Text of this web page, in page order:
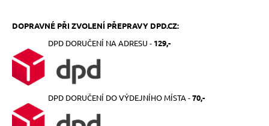
DOPRAVNÉ PŘI ZVOLENÍ PŘEPRAVY DPD.CZ:
DPD DORUČENÍ NA ADRESU - 129,-
DPD DORUČENÍ DO VÝDEJNÍHO MÍSTA -70,-